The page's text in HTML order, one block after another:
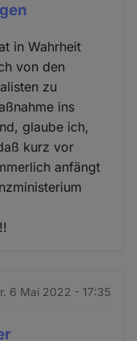
in Wahrheit
von den
zu
ins
glaube ich,
kurz vor
anfängt
6 Mai 2022 - 17:35